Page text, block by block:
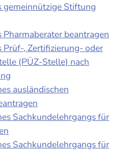
gemeinnützige Stiftung
beantragen
Prüf-, Zertifizierung- oder
(PÜZ-Stelle) nach
ausländischen
Sachkundelehrgangs für
Sachkundelehrgangs für